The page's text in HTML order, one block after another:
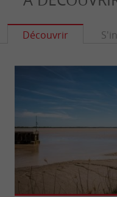
Découvrir